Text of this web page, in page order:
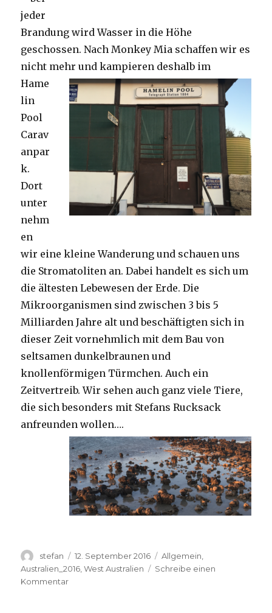
jeder
Brandung wird Wasser in die Höhe
geschossen. Nach Monkey Mia schaffen wir es
nicht mehr und kampieren deshalb im
Hame
lin
Pool
Carav
anpar
k.
Dort
unter
nehm
en
wir eine kleine Wanderung und schauen uns
die Stromatoliten an. Dabei handelt es sich um
die ältesten Lebewesen der Erde. Die
Mikroorganismen sind zwischen 3 bis 5
Milliarden Jahre alt und beschäftigten sich in
dieser Zeit vornehmlich mit dem Bau von
seltsamen dunkelbraunen und
knollenförmigen Türmchen. Auch ein
Zeitvertreib. Wir sehen auch ganz viele Tiere,
die sich besonders mit Stefans Rucksack
anfreunden wollen….
Autor
stefan
Veröffentlicht
am
12. September 2016 Kategorien
Allgemein
Australien_2016 ,West Australien
Schreibe einen
Kommentarzu